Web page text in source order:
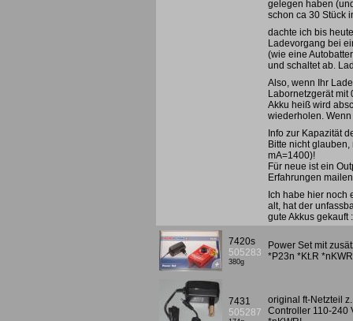
gelegen haben
schon ca 30 Stück
dachte ich bis
Ladevorgang bei
(wie eine
und schaltet ab.
Also, wenn Ihr
Labornetzgerät mit
Akku heiß wird
wiederholen.
Info zur Kapazität
Bitte nicht
mA=1400)!
Für neue ist ein
Erfahrungen
Ich habe hier noch
alt, hat der
gute Akkus gekauft
7420s
505283
380g
Power Set mit
*P23n *Kt.R
7431
505287
original ft-Netzteil
Controller 110-240